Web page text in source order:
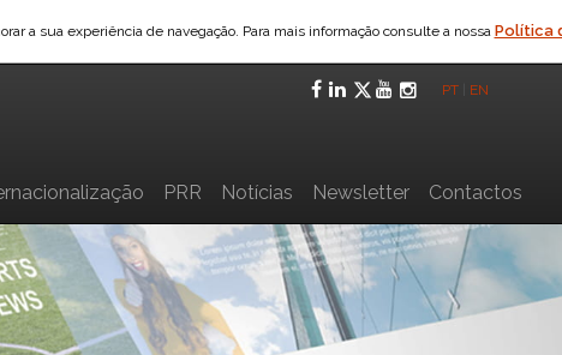
a sua experiência de navegação. Para mais informação consulte a nossa Política
Facebook
LinkedIn
Twitter
YouTube
PT EN
PRR Notícias Newsletter Contactos